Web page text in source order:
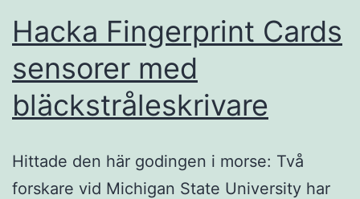
Hacka Fingerprint Cards
sensorer med
bläckstråleskrivare
Hittade den här godingen i morse: Två
forskare vid Michigan State University har